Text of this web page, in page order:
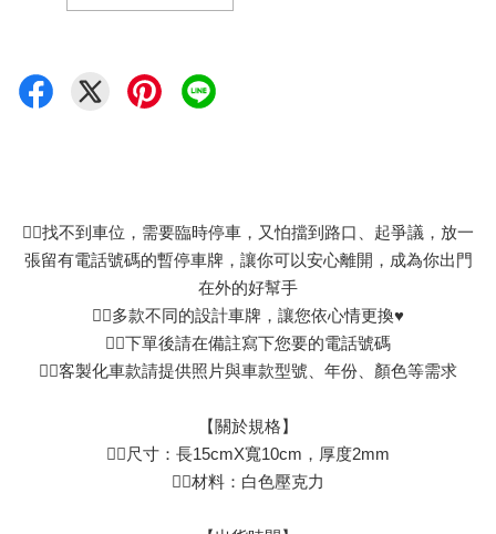
👉🏻找不到車位，需要臨時停車，又怕擋到路口、起爭議，放一
張留有電話號碼的暫停車牌，讓你可以安心離開，成為你出門
在外的好幫手
👉🏻多款不同的設計車牌，讓您依心情更換♥
👉🏻下單後請在備註寫下您要的電話號碼
👉🏻客製化車款請提供照片與車款型號、年份、顏色等需求
【關於規格】
👉🏻尺寸：長15cmX寬10cm，厚度2mm
👉🏻材料：白色壓克力